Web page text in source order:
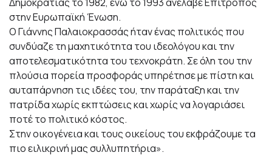
στην Ευρωπαϊκή Ένωση.
Ο Γιάννης Παλαιοκρασσάς ήταν ένας πολιτικός που
συνδύαζε τη μαχητικότητα του ιδεολόγου και την
αποτελεσματικότητα του τεχνοκράτη. Σε όλη του την
πλούσια πορεία προσφοράς υπηρέτησε με πίστη και
αυταπάρνηση τις ιδέες του, την παράταξη και την
πατρίδα χωρίς εκπτώσεις και χωρίς να λογαριάσει
ποτέ το πολιτικό κόστος.
Στην οικογένεια και τους οικείους του εκφράζουμε τα
πιο ειλικρινή μας συλλυπητήρια».